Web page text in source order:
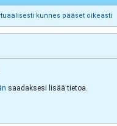
kunnes pääset oikeasti
saadaksesi lisää tietoa.